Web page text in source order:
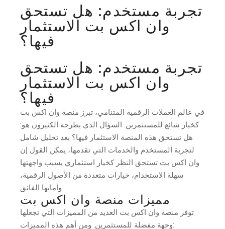
تجربة مستخدم: هل تستحق
وان اكس بت الاستثمار
فيها؟
تجربة مستخدم: هل تستحق
وان اكس بت الاستثمار
فيها؟
في عالم العملات الرقمية المتنامي، تبرز منصة وان اكس بت
كخيار شائع للمستثمرين. السؤال الذي يطرحه الكثيرون هو:
هل تستحق هذه المنصة الاستثمار فيها؟ بعد تحليل شامل
لتجربة المستخدم والخدمات التي تقدمها، يمكن القول إن
وان اكس بت تستحق النظر كخيار استثماري بسبب واجهتها
سهلة الاستخدام، خيارات متعددة من الأصول الرقمية،
وأمانها الفائق.
مميزات منصة وان اكس بت
توفر منصة وان اكس بت العديد من المميزات التي تجعلها
وجهة مفضلة للمستثمرين. ومن أهم هذه المميزات: